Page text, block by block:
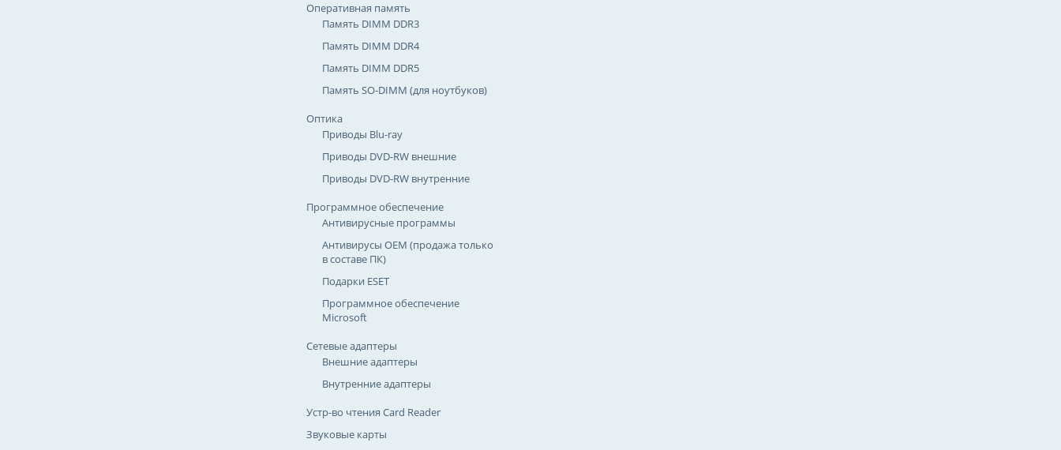
Оперативная память
Память DIMM DDR3
Память DIMM DDR4
Память DIMM DDR5
Память SO-DIMM (для ноутбуков)
Оптика
Приводы Blu-ray
Приводы DVD-RW внешние
Приводы DVD-RW внутренние
Программное обеспечение
Антивирусные программы
Антивирусы OEM (продажа только
в составе ПК)
Подарки ESET
Программное обеспечение
Microsoft
Сетевые адаптеры
Внешние адаптеры
Внутренние адаптеры
Устр-во чтения Card Reader
Звуковые карты